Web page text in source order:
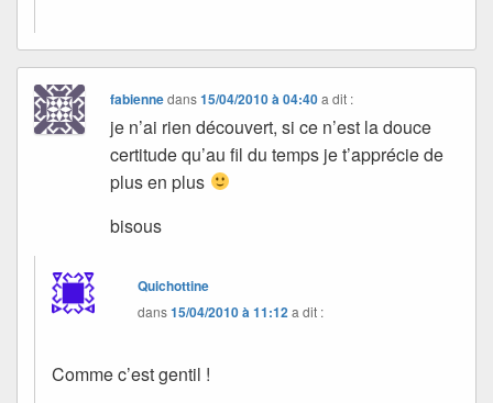
fabiennedans15/04/2010 à 04:40 a dit :
je n’ai rien découvert, si ce n’est la douce
certitude qu’au fil du temps je t’apprécie de
plus en plus
bisous
Quichottine
dans15/04/2010 à 11:12 a dit :
Comme c’est gentil !